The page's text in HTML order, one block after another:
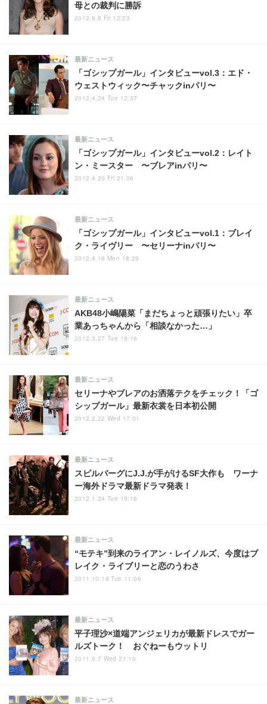
母との裁判に勝訴
2012.6.8 Fri 12:23
「ゴシップガール」インタビューvol.3：エド・
ウェストウィック〜チャックinパリ〜
最新ニュース
2012.4.24 Tue 12:37
「ゴシップガール」インタビューvol.2：レイト
ン・ミースター 〜ブレアinパリ〜
最新ニュース
2012.4.20 Fri 21:06
「ゴシップガール」インタビューvol.1：ブレイ
ク・ライヴリー 〜セリーナinパリ〜
最新ニュース
2012.4.16 Mon 18:29
AKB48小嶋陽菜「まだちょっと頑張りたい」卒
業あっちゃんから「相談なかった…」
最新ニュース
2012.3.27 Tue 18:16
セリーナやブレアのお洒落テクをチェック！「ゴ
シップガール」最新衣裳を日本初公開
最新ニュース
2012.2.22 Wed 17:01
スピルバーグにJ.J.が手がけるSF大作も ワーナ
ー海外ドラマ最新ドラマ発表！
最新ニュース
2012.1.24 Tue 19:16
“モテキ”到来のライアン・レイノルズ、今度はブ
レイク・ライブリーと恋のうわさ
最新ニュース
2011.10.18 Tue 11:06
平子理沙×道端アンジェリカが最新ドレスでガー
ルズトーク！ おぐねーもウットリ
最新ニュース
2011.9.7 Wed 21:10
最新ニュース